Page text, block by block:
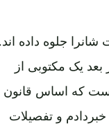
جلوه داده اند.
یک مکتوبی از
که اساس قانون
و تفصیلات